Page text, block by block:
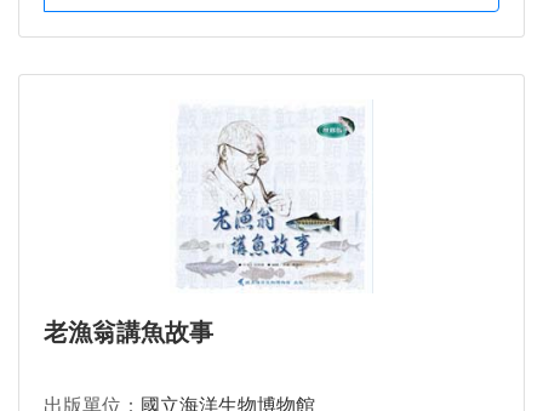
老漁翁講魚故事
出版單位： 國立海洋生物博物館